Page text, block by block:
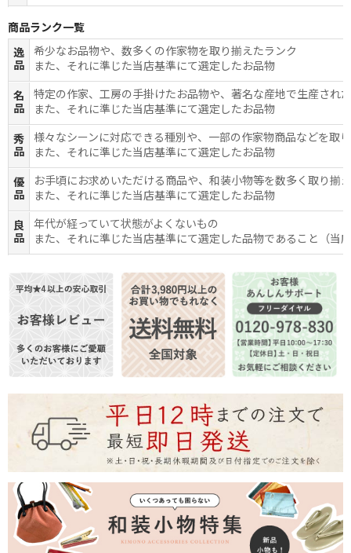
商品ランク一覧
逸
品
希少なお品物や、数多くの作家物を取り揃えたランク
また、それに準じた当店基準にて選定したお品物
名
品
特定の作家、工房の手掛けたお品物や、著名な産地で生産され
また、それに準じた当店基準にて選定したお品物
秀
品
様々なシーンに対応できる種別や、一部の作家物商品などを取
また、それに準じた当店基準にて選定したお品物
優
品
お手頃にお求めいただける商品や、和装小物等を数多く取り揃
また、それに準じた当店基準にて選定したお品物
良
品
年代が経っていて状態がよくないもの
また、それに準じた当店基準にて選定した品物であること（当